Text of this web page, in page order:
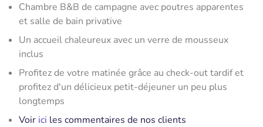
Chambre B&B de campagne avec poutres apparentes
et salle de bain privative
Un accueil chaleureux avec un verre de mousseux
inclus
Profitez de votre matinée grâce au check-out tardif et
profitez d'un délicieux petit-déjeuner un peu plus
longtemps
Voir ici les commentaires de nos clients